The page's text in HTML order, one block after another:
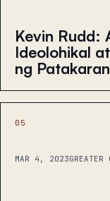
Kevin Rudd:
Ideolohikal
ng
05
MAR 4, 2023GREATER